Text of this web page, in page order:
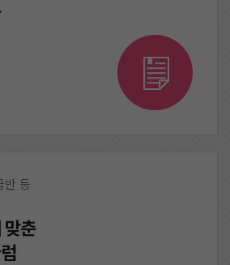
반 등
맞춘